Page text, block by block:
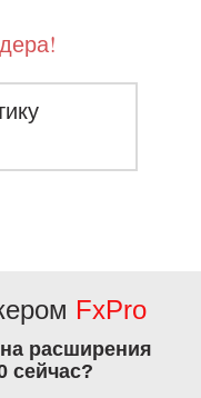
FxPro
расширения
сейчас?